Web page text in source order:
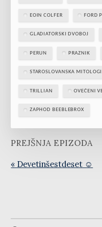
EOIN COLFER FORD
GLADIATORSKI DVOBOJ
PERUN PRAZNIK
STAROSLOVANSKA
TRILLIAN OVEČENI
ZAPHOD BEEBLEBROX
PREJŠNJA EPIZODA
« Devetinšestdeset ☺️